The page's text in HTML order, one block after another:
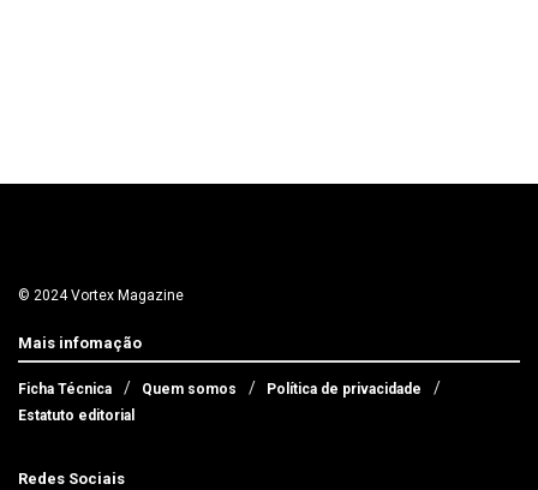
© 2024 Vortex Magazine
Mais infomação
Ficha Técnica Quem somos
Política de privacidade
Estatuto editorial
Redes Sociais